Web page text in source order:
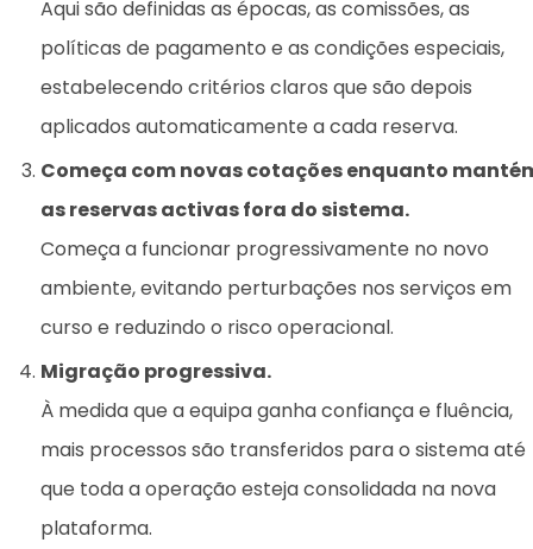
Aqui são definidas as épocas, as comissões, as
políticas de pagamento e as condições especiais,
estabelecendo critérios claros que são depois
aplicados automaticamente a cada reserva.
Começa com novas cotações enquanto
as reservas activas fora do sistema.
Começa a funcionar progressivamente no novo
ambiente, evitando perturbações nos serviços em
curso e reduzindo o risco operacional.
Migração progressiva.
À medida que a equipa ganha confiança e fluência,
mais processos são transferidos para o sistema até
que toda a operação esteja consolidada na nova
plataforma.